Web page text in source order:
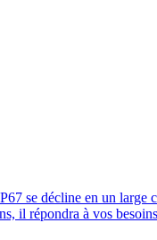
se décline en un
il répondra à vos